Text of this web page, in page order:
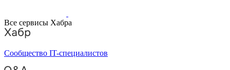
Все сервисы Хабра
Сообщество IT-специалистов